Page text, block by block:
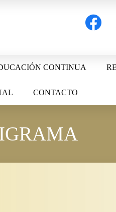
facebook
CONTINUA
CONTACTO